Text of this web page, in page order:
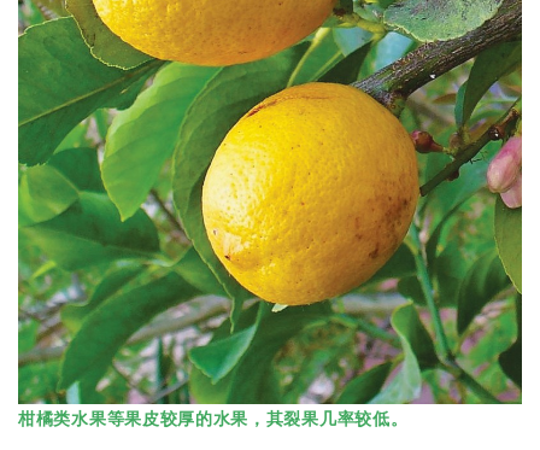
柑橘类水果等果皮较厚的水果，其裂果几率较低。